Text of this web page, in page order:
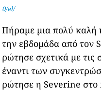
0/el/
Πήραμε μια πολύ καλή
την εβδομάδα από τον
ρώτησε σχετικά με τις
έναντι των
ρώτησε η Severine στο